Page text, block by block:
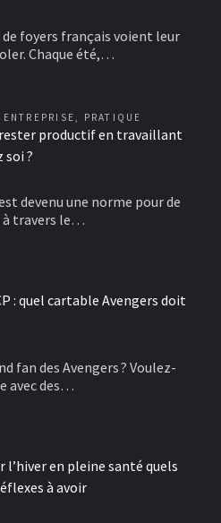
foyers français voient leur
Chaque été,…
ENTREPRISE PRATIQUE
productif en travaillant
soi ?
devenu une norme pour de
à travers le…
: quel cartable Avengers doit
fan des Avengers ? Voulez-
avec des…
l’hiver en pleine santé quels
à avoir